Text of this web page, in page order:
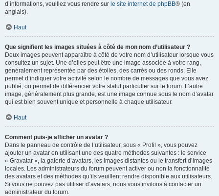
d’informations, veuillez vous rendre sur le site internet de phpBB® (en
anglais).
Haut
Que signifient les images situées à côté de mon nom d’utilisateur ?
Deux images peuvent apparaître à côté de votre nom d’utilisateur lorsque vous
consultez un sujet. Une d’elles peut être une image associée à votre rang,
généralement représentée par des étoiles, des carrés ou des ronds. Elle
permet d’indiquer votre activité selon le nombre de messages que vous avez
publié, ou permet de différencier votre statut particulier sur le forum. L’autre
image, généralement plus grande, est une image connue sous le nom d’avatar
qui est bien souvent unique et personnelle à chaque utilisateur.
Haut
Comment puis-je afficher un avatar ?
Dans le panneau de contrôle de l’utilisateur, sous « Profil », vous pouvez
ajouter un avatar en utilisant une des quatre méthodes suivantes : le service
« Gravatar », la galerie d’avatars, les images distantes ou le transfert d’images
locales. Les administrateurs du forum peuvent activer ou non la fonctionnalité
des avatars et des méthodes qu’ils veuillent rendre disponible aux utilisateurs.
Si vous ne pouvez pas utiliser d’avatars, nous vous invitons à contacter un
administrateur du forum.